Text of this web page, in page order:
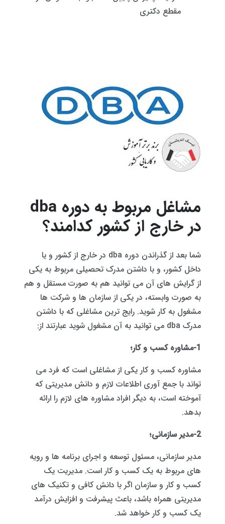
مقطع دکتری
مشاغل مربوط به دوره dba
در خارج از کشور کدامند؟
شما بعد از گذراندن دوره dba در خارج از کشور و یا
داخل کشور، و با داشتن مدرک تحصیلی مربوط به یکی
از گرایش های آن می توانید هم به صورت مستقل و هم
به صورت وابسته، در یکی از سازمان ها و شرکت ها
مشغول به کار شوید. رایج ترین مشاغلی که با داشتن
مدرک dba می توانید به آن مشغول شوید عبارتند از:
1-مشاوره کسب و کار؛
مشاوره کسب و کار یکی از مشاغلی است که فرد می
تواند با جمع آوری اطلاعات لازم و دانش مدیریتی که
آموخته است، به دیگر افراد مشاوره های لازم را ارائه
بدهد.
2-مدیر سازمانی؛
مدیر سازمانی، مسئول توسعه و اجرای برنامه ها و رویه
های مربوط به یک کسب و کار است. مدیریت یک
کسب و کار و سازمان اگر با دانش کافی و تکنیک های
مدیریتی همراه باشد، باعث پیشرفت و افزایش درآمد
یک کسب و کار خواهد شد.